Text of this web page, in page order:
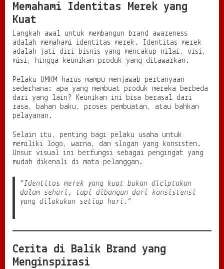
Memahami Identitas Merek yang
Kuat
Langkah awal untuk membangun brand awareness
adalah memahami identitas merek. Identitas merek
adalah jati diri bisnis yang mencakup nilai, visi,
misi, hingga keunikan produk yang ditawarkan.
Pelaku UMKM harus mampu menjawab pertanyaan
sederhana: apa yang membuat produk mereka berbeda
dari yang lain? Keunikan ini bisa berasal dari
rasa, bahan baku, proses pembuatan, atau bahkan
pelayanan.
Selain itu, penting bagi pelaku usaha untuk
memiliki logo, warna, dan slogan yang konsisten.
Unsur visual ini berfungsi sebagai pengingat yang
mudah dikenali di mata pelanggan.
“Identitas merek yang kuat bukan diciptakan
dalam sehari, tapi dibangun dari konsistensi
yang dilakukan setiap hari.”
Cerita di Balik Brand yang
Menginspirasi